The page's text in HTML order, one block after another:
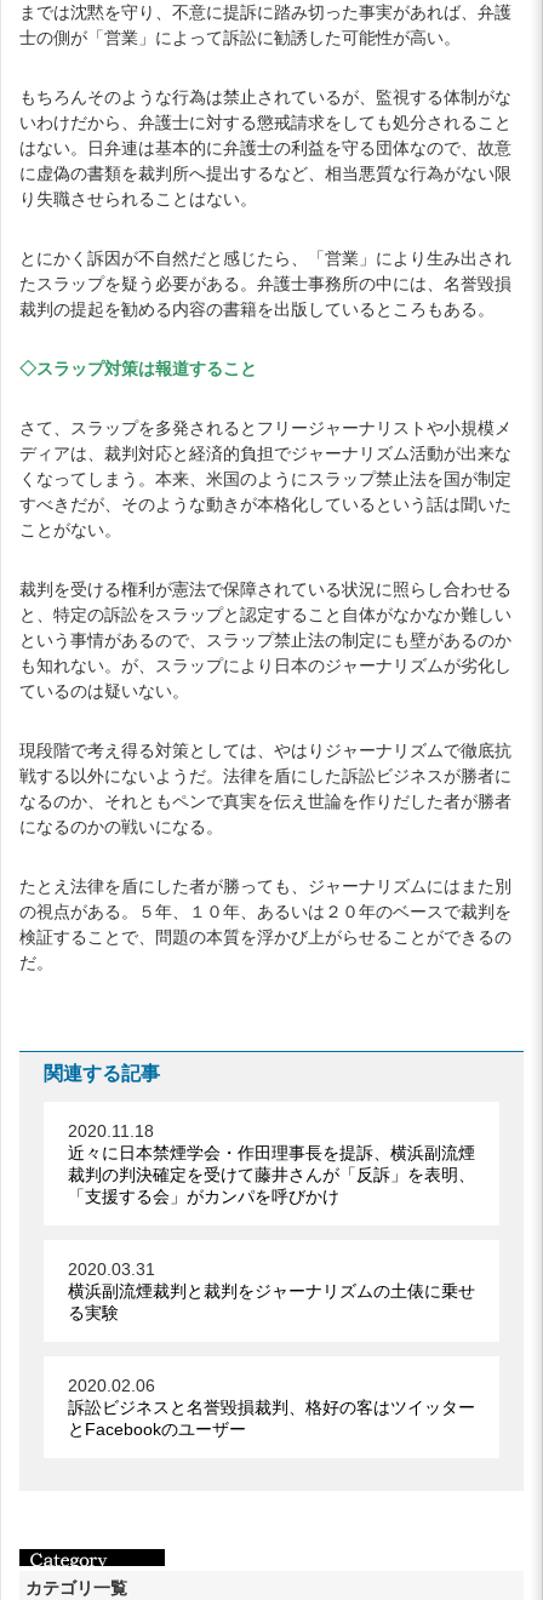
までは沈黙を守り、不意に提訴に踏み切った事実があれば、弁護
士の側が「営業」によって訴訟に勧誘した可能性が高い。
もちろんそのような行為は禁止されているが、監視する体制がな
いわけだから、弁護士に対する懲戒請求をしても処分されること
はない。日弁連は基本的に弁護士の利益を守る団体なので、故意
に虚偽の書類を裁判所へ提出するなど、相当悪質な行為がない限
り失職させられることはない。
とにかく訴因が不自然だと感じたら、「営業」により生み出され
たスラップを疑う必要がある。弁護士事務所の中には、名誉毀損
裁判の提起を勧める内容の書籍を出版しているところもある。
◇スラップ対策は報道すること
さて、スラップを多発されるとフリージャーナリストや小規模メ
ディアは、裁判対応と経済的負担でジャーナリズム活動が出来な
くなってしまう。本来、米国のようにスラップ禁止法を国が制定
すべきだが、そのような動きが本格化しているという話は聞いた
ことがない。
裁判を受ける権利が憲法で保障されている状況に照らし合わせる
と、特定の訴訟をスラップと認定すること自体がなかなか難しい
という事情があるので、スラップ禁止法の制定にも壁があるのか
も知れない。が、スラップにより日本のジャーナリズムが劣化し
ているのは疑いない。
現段階で考え得る対策としては、やはりジャーナリズムで徹底抗
戦する以外にないようだ。法律を盾にした訴訟ビジネスが勝者に
なるのか、それともペンで真実を伝え世論を作りだした者が勝者
になるのかの戦いになる。
たとえ法律を盾にした者が勝っても、ジャーナリズムにはまた別
の視点がある。５年、１０年、あるいは２０年のベースで裁判を
検証することで、問題の本質を浮かび上がらせることができるの
だ。
関連する記事
2020.11.18
近々に日本禁煙学会・作田理事長を提訴、横浜副流煙
裁判の判決確定を受けて藤井さんが「反訴」を表明、
「支援する会」がカンパを呼びかけ
2020.03.31
横浜副流煙裁判と裁判をジャーナリズムの土俵に乗せ
る実験
2020.02.06
訴訟ビジネスと名誉毀損裁判、格好の客はツイッター
とFacebookのユーザー
カテゴリ一覧